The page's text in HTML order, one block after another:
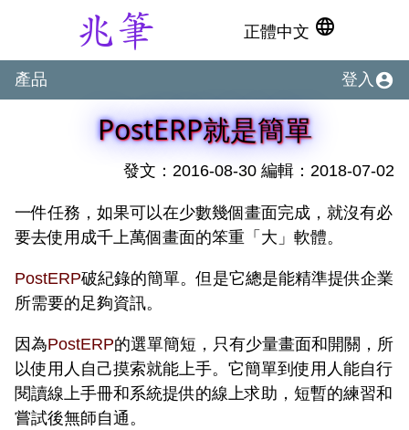
正體中文 language
產品 登入 account_circle
PostERP就是簡單
發文：2016-08-30 編輯：2018-07-02
一件任務，如果可以在少數幾個畫面完成，就沒有必
要去使用成千上萬個畫面的笨重「大」軟體。
PostERP破紀錄的簡單。但是它總是能精準提供企業
所需要的足夠資訊。
因為PostERP的選單簡短，只有少量畫面和開關，所
以使用人自己摸索就能上手。它簡單到使用人能自行
閱讀線上手冊和系統提供的線上求助，短暫的練習和
嘗試後無師自通。